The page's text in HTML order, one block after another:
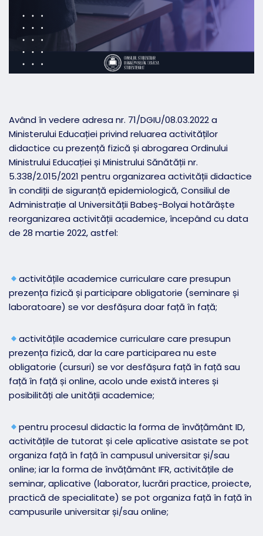
Având în vedere adresa nr. 71/DGIU/08.03.2022 a
Ministerului Educației privind reluarea activităților
didactice cu prezență fizică și abrogarea Ordinului
Ministrului Educației și Ministrului Sănătății nr.
5.338/2.015/2021 pentru organizarea activității didactice
în condiții de siguranță epidemiologică, Consiliul de
Administrație al Universității Babeș-Bolyai hotărăște
reorganizarea activității academice, începând cu data
de 28 martie 2022, astfel:
activitățile academice curriculare care presupun
prezența fizică și participare obligatorie (seminare și
laboratoare) se vor desfășura doar față în față;
activitățile academice curriculare care presupun
prezența fizică, dar la care participarea nu este
obligatorie (cursuri) se vor desfășura față în față sau
față în față și online, acolo unde există interes și
posibilități ale unității academice;
pentru procesul didactic la forma de învățământ ID,
activitățile de tutorat și cele aplicative asistate se pot
organiza față în față în campusul universitar și/sau
online; iar la forma de învățământ IFR, activitățile de
seminar, aplicative (laborator, lucrări practice, proiecte,
practică de specialitate) se pot organiza față în față în
campusurile universitar și/sau online;